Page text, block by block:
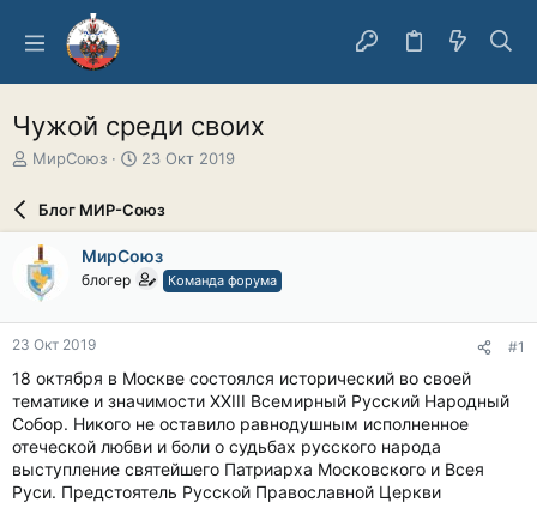
Чужой среди своих
А
о
р
т
е
м
ы
МирСоюз
Д
а
а
ч
л
23 Окт 2019
Блог МИР-Союз
МирСоюз
блогер Команда форума
23 Окт 2019 #1
18 октября в Москве состоялся исторический во своей
тематике и значимости ХХIII Всемирный Русский Народный
Собор. Никого не оставило равнодушным исполненное
отеческой любви и боли о судьбах русского народа
выступление святейшего Патриарха Московского и Всея
Руси. Предстоятель Русской Православной Церкви